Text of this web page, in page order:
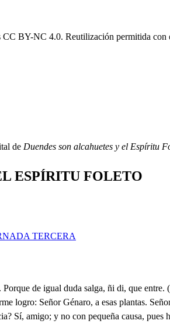
BY-NC 4.0. Reutilización permitida con
de Duendes son alcahuetes y el Espíritu
ESPÍRITU FOLETO
TERCERA
saberle, quedad con Dios, pues ya la amistad pasada no es como yo discurría. Qué decís? Que a quien me agravia, como vos, no es bien fiarle la mejor parte del alma. Tened, que también hay riesgos a que no basta la espada; y oídme, porque lo creáis, La casa desocupada, que os dije, que con la mía, y la casa de Madama alinda, a su jardín tiene una puerta, que cerrada hasta ahora, o no descubierta, por ocultarla unas ramas, limando la cerradura, os puede franquear la entrada a el cuarto bajo, en que vive; con que llegando a ocuparla vos, abriendo por el mío puerta, por donde se salga, y entre; mas creer es delirio, que oséis, ni aún poner las plana en ella. (tas Una nueva ofensa me añade cada palabra. No os admiréis, de que dude la acción, pues como en ella anda un Foleto, trasgo, o duende de los muchos de la Italia, por cuya razón no ha habido. nadie, que quiera alquilarla, no sería mucho creer, que siguiendo sus pisadas, hicieseis vos lo que todos. Mal conocéis a quien ama, pues cuando fuera el abismo el que el paso me franqueara. de verla, hiciera desprecio de su horror. Pues poco, o nada en intentarlo se arriesga, cuidando de la vianda. yo, y lo demás que es preciso; a poner empiece en planta. la idea tola. L 2. Señor. Se acabó ya la parlata? Y quién te mete a ti en eso? Quién me mete? quién me saca. Dame, Juanetín, las llaves, pues en tu poder estaban, de esa casa, que se alquila. Cuál dices? Esa cercana. del Foleto. Fole que? Foleto: de qué te espantas? Yo no entiendo de solías, chaconas, y zarabandas: mas qué es Foleto? Un crectro, (dan, trasgo, u duende de los que an- sin intención, o malicia, alborotando las casas. donde están. Y pregunto: ese. seor duende, como se llama; será diablo? Esa cuestión no me toca a mi apurarla, ni a ti; y pues basta saber, que todo ello ha de ser chanza; mostrad, hidalgo. Estas son. Y ven tú. Qué es, que yo vaya? Tú me has de quitar el juicio con tus cosas! Pues qué? tratas